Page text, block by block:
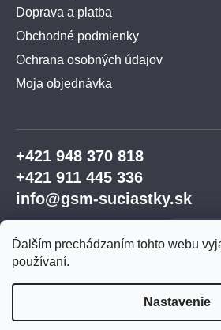
Ďalším prechádzaním tohto webu
používaní.
Nastavenie
Doprava a platba
Obchodné podmienky
Ochrana osobných údajov
Moja objednávka
+421 948 370 818
+421 911 445 336
info@gsm-suciastky.sk